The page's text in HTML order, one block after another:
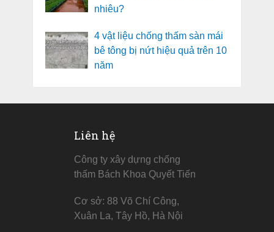
nhiêu?
4 vật liệu chống thấm sàn mái
bê tông bị nứt hiệu quả trên 10
năm
Liên hệ
Công ty xây dựng chống
thấm Bách Khoa Quyết Tiến
Cơ sở: 88 Võ Chí Công,
Xuân La, Tây Hồ, Hà Nội